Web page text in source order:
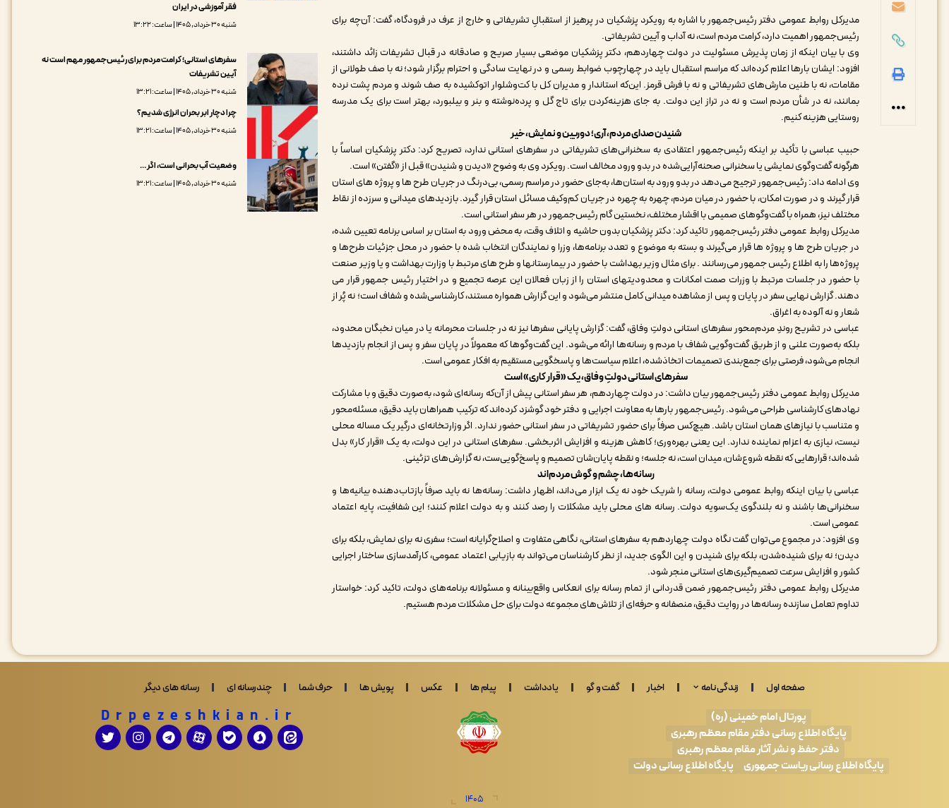
مدیرکل روابط عمومی دفتر رئیس‌جمهور با اشاره به رویکرد پزشکیان در پرهیز از استقبالِ تشریفاتی و خارج از عرف در فرودگاه، گفت: آن‌چه برای
رئیس‌جمهور اهمیت دارد، کرامت مردم است، نه آداب و آیین تشریفاتی.
وی با بیان اینکه از زمان پذیرش مسئولیت در دولت چهاردهم، دکتر پزشکیان موضعی بسیار صریح و صادقانه در قبال تشریفات زائد داشتند،
افزود: ایشان بارها اعلام کرده‌اند که مراسم استقبال باید در چهارچوب ضوابط رسمی و در نهایت سادگی و احترام برگزار شود؛ نه با صف طولانی از
مقامات، نه با طنین مارش‌های تشریفاتی و نه با فرش قرمز. این‌که استاندار و مدیران کل با کت‌وشلوار اتوکشیده به صف شوند و مردم پشت نرده
بمانند، نه در شأن مردم است و نه در تراز این دولت. به جای هزینه‌کردن برای تاج گل و پرده‌نوشته و بنر و بیلبورد، بهتر است برای یک مدرسه
روستایی هزینه کنیم.
شنیدن صدای مردم، آری؛ دوربین و نمایش، خیر
حبیب عباسی با تأکید بر اینکه رئیس‌جمهور اعتقادی به سخنرانی‌های تشریفاتی در سفرهای استانی ندارد، تصریح کرد: دکتر پزشکیان اساساً با
هرگونه گفت‌وگوی نمایشی یا سخنرانی صحنه‌آرایی‌شده در بدو ورود مخالف‌ است. رویکرد وی به وضوح «دیدن و شنیدن» قبل از «گفتن» است.
وی ادامه داد: رئیس‌جمهور ترجیح می‌دهد در بدو ورود به استان‌ها، به‌جای حضور در مراسم رسمی، بی‌درنگ در جریان طرح ها و پروژه های استان
قرار گیرند و در صورت امکان، با حضور در میان مردم، چهره به چهره در جریان کم‌وکیف مسائل استان قرار گیرد. بازدیدهای میدانی و سرزده از نقاط
مختلف نیز، همراه با گفت‌وگوهای صمیمی با اقشار مختلف، نخستین گام رئیس‌جمهور در هر سفر استانی است.
مدیرکل روابط عمومی دفتر رئیس‌جمهور تاکید کرد: دکتر پزشکیان بدون حاشیه و اتلاف وقت، به محض ورود به استان بر اساس برنامه تعیین شده،
در جریان طرح ها و پروژه ها قرار می‌گیرند و بسته به موضوع و تعدد برنامه‌ها، وزرا و نمایندگان انتخاب شده با حضور در محل جزئیات طرح‌ها و
پروژه‌ها را به اطلاع رئیس جمهور می‌رسانند . برای مثال وزیر بهداشت با حضور در بیمارستانها و طرح های مرتبط با وزارت بهداشت و یا وزیر صنعت
با حضور در جلسات مرتبط با وزرات صمت امکانات و محدودیتهای استان را از زبان فعالان این عرصه تجمیع و در اختیار رئیس جمهور قرار می
دهند. گزارش نهایی سفر در پایان و پس از مشاهده میدانی کامل منتشر می‌شود و این گزارش همواره مستند، کارشناسی‌شده و شفاف است؛ نه پُر از
شعار و نه آلوده به اغراق.
عباسی در تشریح روندِ مردم‌محور سفرهای استانی دولتِ وفاق، گفت: گزارش‌ پایانی سفرها نیز نه در جلسات محرمانه یا در میان نخبگان محدود،
بلکه به‌صورت علنی و از طریق گفت‌وگویی شفاف با مردم و رسانه‌ها ارائه می‌شود. این گفت‌وگوها که معمولاً در پایان سفر و پس از انجام بازدیدها
انجام می‌شود، فرصتی برای جمع‌بندی تصمیمات اتخاذشده، اعلام سیاست‌ها و پاسخگویی مستقیم به افکار عمومی است.
سفرهای استانی دولتِ وفاق، یک «قرار کاری» است
مدیرکل روابط عمومی دفتر رئیس‌جمهور بیان داشت: در دولت چهاردهم، هر سفر استانی پیش از آن‌که رسانه‌ای شود، به‌صورت دقیق و با مشارکت
نهادهای کارشناسی طراحی می‌شود. رئیس‌جمهور بارها به معاونت اجرایی و دفتر خود گوشزد کرده‌اند که ترکیب همراهان باید دقیق، مسئله‌محور
و متناسب با نیازهای همان استان باشد. هیچ‌کس صرفاً برای حضور تشریفاتی در سفر استانی حضور ندارد. اگر وزارتخانه‌ای درگیر یک مساله محلی
نیست، نیازی به اعزام نماینده ندارد. این یعنی بهره‌وری؛ کاهش هزینه و افزایش اثربخشی. سفرهای استانی در این دولت، به یک «قرار کار» بدل
شده‌اند؛ قرارهایی که نقطه شروع‌شان، میدان است، نه جلسه؛ و نقطه پایان‌شان تصمیم و پاسخ‌گویی‌ست، نه گزارش‌های تزئینی.
رسانه‌ها، چشم و گوش مردم‌اند
عباسی با بیان اینکه روابط عمومی دولت، رسانه را شریک خود نه یک ابزار می‌داند، اظهار داشت: رسانه‌ها نه باید صرفاً بازتاب‌دهنده بیانیه‌ها و
سخنرانی‌ها باشند و نه بلندگوی یک‌سویه دولت. رسانه های محلی باید مشکلات را رصد کنند و به دولت اعلام کنند؛ این شفافیت، پایه اعتماد
عمومی است.
وی افزود: در مجموع می‌توان گفت نگاه دولت چهاردهم به سفرهای استانی، نگاهی متفاوت و اصلاح‌گرایانه است؛ سفری نه برای نمایش، بلکه برای
دیدن؛ نه برای شنیده‌شدن، بلکه برای شنیدن و این الگوی جدید، از نظر کارشناسان می‌تواند به بازیابی اعتماد عمومی، کارآمدسازی ساختار اجرایی
کشور و افزایش سرعت تصمیم‌گیری‌های استانی منجر شود.
مدیرکل روابط عمومی دفتر رئیس‌جمهور ضمن قدردانی از تمام رسانه‌ برای انعکاس واقع‌بینانه و مسئولانه برنامه‌های دولت، تاکید کرد: خواستار
تداوم تعامل سازنده رسانه‌ها در روایت دقیق، منصفانه و حرفه‌ای از تلاش‌های مجموعه دولت برای حل مشکلات مردم هستیم.
فقر آموزشی در ایران
شنبه ۳۰ خرداد, ۱۴۰۵ | ساعت: ۱۳:۲۲
سفرهای استانی؛ کرامت مردم برای رئیس‌جمهور مهم است نه
آیین تشریفات
شنبه ۳۰ خرداد, ۱۴۰۵ | ساعت: ۱۳:۲۱
چرا دچار ابر بحران انرژی شدیم؟
شنبه ۳۰ خرداد, ۱۴۰۵ | ساعت: ۱۳:۲۱
وضعیت آب بحرانی است، اگر …
شنبه ۳۰ خرداد, ۱۴۰۵ | ساعت: ۱۳:۲۱
صفحه اول زندگی نامه اخبار گفت و گو یادداشت پیام ها عکس پویش ها حرف شما چندرسانه ای رسانه های دیگر
پورتال امام خمینی (ره)
پایگاه اطلاع رسانی دفتر مقام معظم رهبری
دفتر حفظ و نشر آثار مقام معظم رهبری
پایگاه اطلاع رسانی ریاست جمهوری
پایگاه اطلاع رسانی دولت
Drpezeshkian.ir
1405